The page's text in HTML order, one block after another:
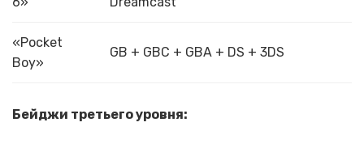
«Pocket
Boy»
GB + GBC + GBA + DS + 3DS
Бейджи третьего уровня: